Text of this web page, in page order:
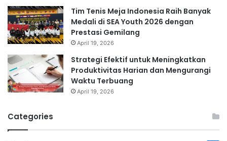
Tim Tenis Meja Indonesia Raih Banyak
Medali di SEA Youth 2026 dengan
Prestasi Gemilang
April 19, 2026
Strategi Efektif untuk Meningkatkan
Produktivitas Harian dan Mengurangi
Waktu Terbuang
April 19, 2026
Categories